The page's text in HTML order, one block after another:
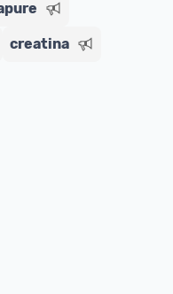
creatina